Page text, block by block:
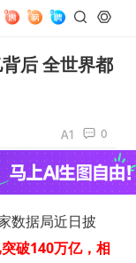
后 全世界都
0
数据局近日披
破140万亿，相